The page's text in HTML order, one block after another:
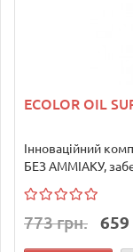
ECOLOR OIL
Інноваційний
БЕЗ АММІАКУ,
773 грн. 659